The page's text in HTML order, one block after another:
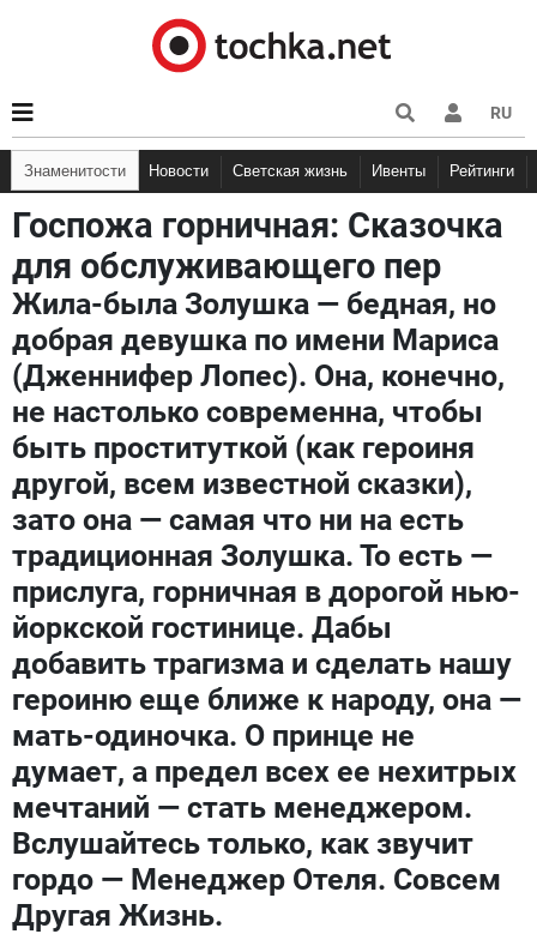
RU
Знаменитости Новости Светская жизнь Ивенты Рейтинги
Госпожа горничная: Сказочка
для обслуживающего пер
Жила-была Золушка — бедная, но
добрая девушка по имени Мариса
(Дженнифер Лопес). Она, конечно,
не настолько современна, чтобы
быть проституткой (как героиня
другой, всем известной сказки),
зато она — самая что ни на есть
традиционная Золушка. То есть —
прислуга, горничная в дорогой нью-
йоркской гостинице. Дабы
добавить трагизма и сделать нашу
героиню еще ближе к народу, она —
мать-одиночка. О принце не
думает, а предел всех ее нехитрых
мечтаний — стать менеджером.
Вслушайтесь только, как звучит
гордо — Менеджер Отеля. Совсем
Другая Жизнь.